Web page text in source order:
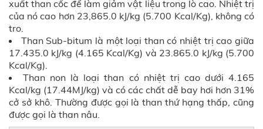
xuất than cốc để làm giảm vật liệu trong lò cao. Nhiệt trị
của nó cao hơn 23,865.0 kJ/kg (5.700 Kcal/Kg), không có
tro.
Than Sub-bitum là một loại than có nhiệt trị cao giữa
17.435.0 kJ/kg (4.165 Kcal/Kg) và 23.865.0 kJ/kg (5.700
Kcal/Kg).
Than non là loại than có nhiệt trị cao dưới 4.165
Kcal/kg (17.44MJ/kg) và có các chất dễ bay hơi hơn 31%
cở sở khô. Thường được gọi là than thứ hạng thấp, cũng
được gọi là than nâu.